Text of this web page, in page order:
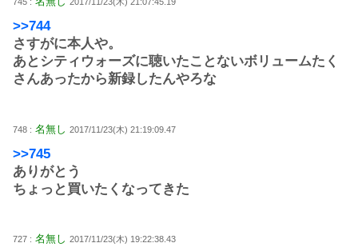
>>744
さすがに本人や。
あとシティウォーズに聴いたことないボリュームたく
さんあったから新録したんやろな
748 : 名無し 2017/11/23(木) 21:19:09.47
>>745
ありがとう
ちょっと買いたくなってきた
727 : 名無し 2017/11/23(木) 19:22:38.43